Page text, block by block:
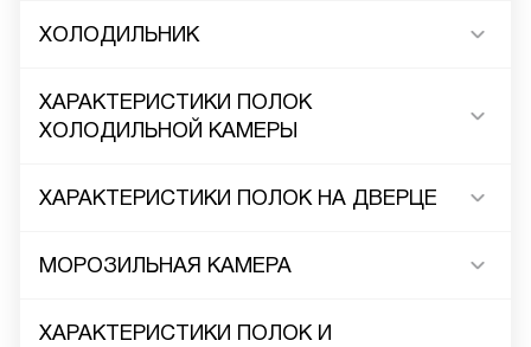
ХОЛОДИЛЬНИК
ХАРАКТЕРИСТИКИ ПОЛОК
ХОЛОДИЛЬНОЙ КАМЕРЫ
ХАРАКТЕРИСТИКИ ПОЛОК НА ДВЕРЦЕ
МОРОЗИЛЬНАЯ КАМЕРА
ХАРАКТЕРИСТИКИ ПОЛОК И